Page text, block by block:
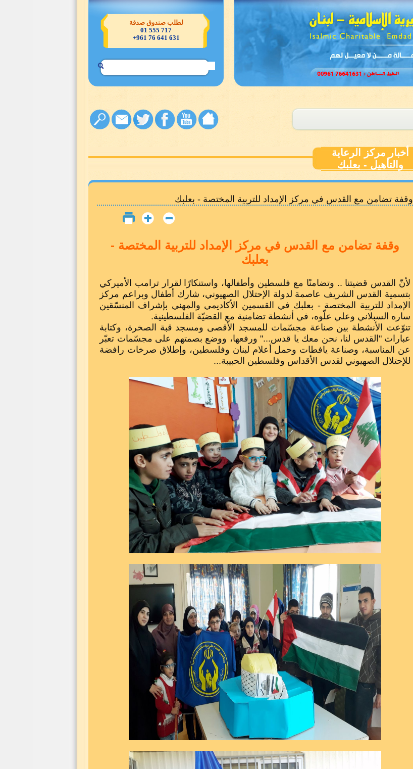
تصدّقوا خيرٌ لكم
أخبار مركز الرعاية
والتأهيل - بعلبك
وقفة تضامن مع القدس في مركز الإمداد للتربية المختصة - بعلبك
وقفة تضامن مع القدس في مركز الإمداد للتربية المختصة -
بعلبك
لأنّ القدس قضيتنا .. وتضامنًا مع فلسطين وأطفالها، واستنكارًا لقرار ترامب الأميركي
بتسمية القدس الشريف عاصمة لدولة الإحتلال الصهيوني، شارك أطفال وبراعم مركز
الإمداد للتربية المختصة - بعلبك في القسمين الأكاديمي والمهني بإشراف المنسّقين
ساره السبلاني وعلي علّوه، في أنشطة تضامنية مع القضيّة الفلسطينية.
تنوّعت الأنشطة بين صناعة مجسّمات للمسجد الأقصى ومسجد قبة الصخرة، وكتابة
عبارات "القدس لنا، نحن معك يا قدس..." ورفعها، ووضع بصمتهم على مجسّمات تعبّر
عن المناسبة، وصناعة يافطات وحمل أعلام لبنان وفلسطين، وإطلاق صرخات رافضة
للإحتلال الصهيوني لقدس الأقداس وفلسطين الحبيبة...